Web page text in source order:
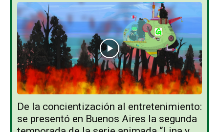
De la concientización al entretenimiento:
se presentó en Buenos Aires la segunda